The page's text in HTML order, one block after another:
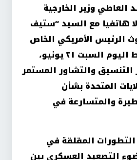
العاطي وزير الخارجية
هاتفيا مع السيد “ستيف
الرئيس الأمريكي الخاص
للشرق الأوسط اليوم السبت ٢١ يونيو،
والتشاور المستمر
المتحدة بشأن
والمتسارعة في
التطورات المقلقة في
التصعيد العسكري بين